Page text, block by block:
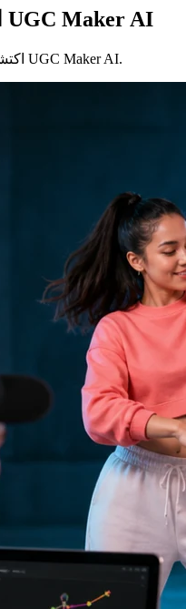
المزيد من المقالات حول UGC Maker AI
اكتشف المزيد من المقالات والأخبار حول UGC Maker AI.